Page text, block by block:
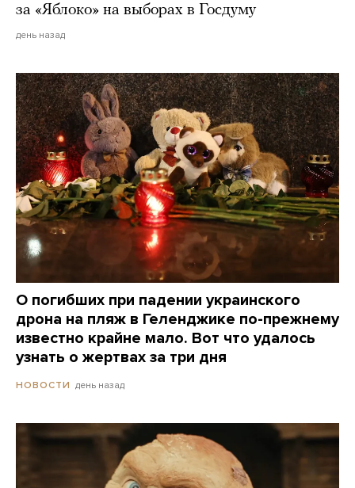
за «Яблоко» на выборах в Госдуму
день назад
О погибших при падении украинского
дрона на пляж в Геленджике по-прежнему
известно крайне мало. Вот что удалось
узнать о жертвах за три дня
НОВОСТИ день назад